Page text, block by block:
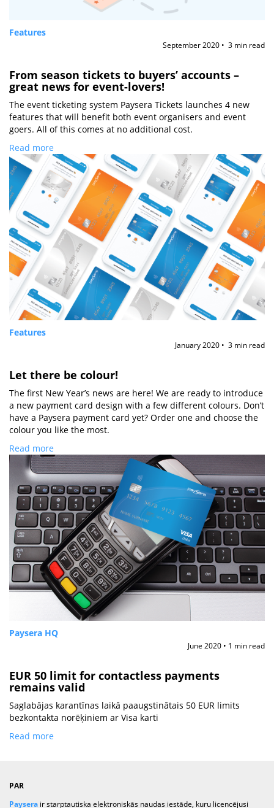
Features
September 2020 • 3 min read
From season tickets to buyers’ accounts –
great news for event-lovers!
The event ticketing system Paysera Tickets launches 4 new
features that will benefit both event organisers and event
goers. All of this comes at no additional cost.
Read more
Features
January 2020 • 3 min read
Let there be colour!
The first New Year’s news are here! We are ready to introduce
a new payment card design with a few different colours. Don’t
have a Paysera payment card yet? Order one and choose the
colour you like the most.
Read more
Paysera HQ
June 2020 • 1 min read
EUR 50 limit for contactless payments
remains valid
Saglabājas karantīnas laikā paaugstinātais 50 EUR limits
bezkontakta norēķiniem ar Visa karti
Read more
PAR
Paysera ir starptautiska elektroniskās naudas iestāde, kuru licencējusi